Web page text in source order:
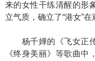
来的女性干练清醒的形
立气质，确立了“港女”在
杨千嬅的《飞女正传
《终身美丽》等歌曲